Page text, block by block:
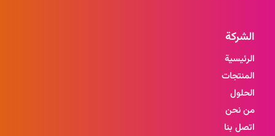
الشركة
الرئيسية
المنتجات
الحلول
من نحن
اتصل بنا